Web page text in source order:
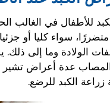
للأطفال في الغالب
سواء كليا أو
الولادة وما إلى
المصاب عدة أعراض
زراعة الكبد للرضع.